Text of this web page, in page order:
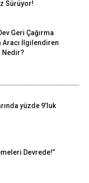
Sürüyor!
Geri Çağırma
Aracı İlgilendiren
Nedir?
yüzde 9’luk
Devrede!”